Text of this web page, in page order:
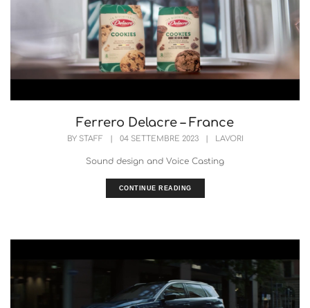
Ferrero Delacre – France
BY STAFF 04 SETTEMBRE 2023 LAVORI
Sound design and Voice Casting
CONTINUE READING